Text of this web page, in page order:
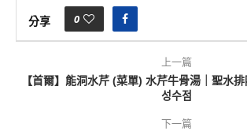
分享 0
上一篇
【首爾】能洞水芹 (菜單) 水芹牛骨湯｜聖水排
성수점
下一篇